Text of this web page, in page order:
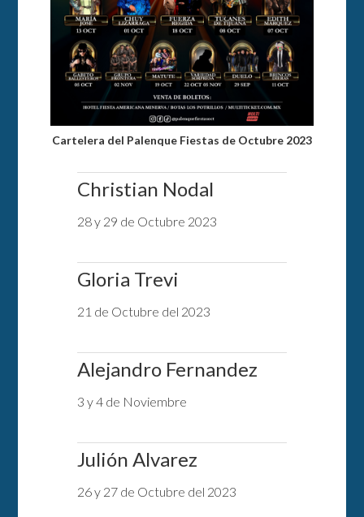
Cartelera del Palenque Fiestas de Octubre 2023
Christian Nodal
28 y 29 de Octubre 2023
Gloria Trevi
21 de Octubre del 2023
Alejandro Fernandez
3 y 4 de Noviembre
Julión Alvarez
26 y 27 de Octubre del 2023